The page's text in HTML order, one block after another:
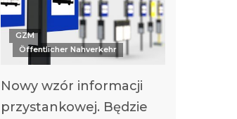
GZM
Öffentlicher Nahverkehr
Nowy wzór informacji
przystankowej. Będzie